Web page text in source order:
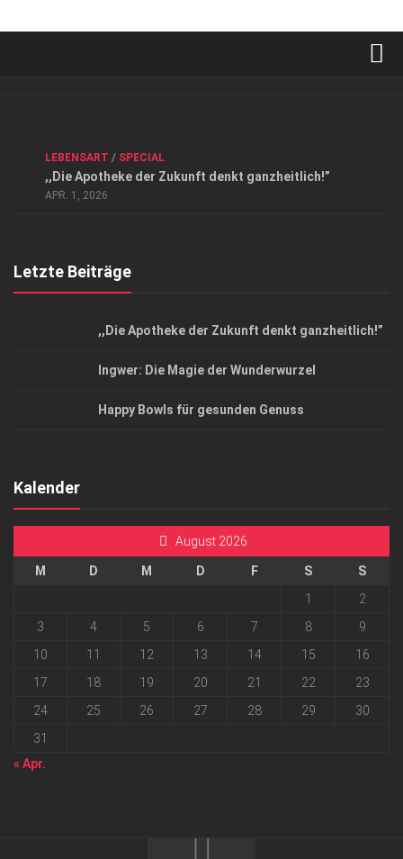
Datenschutzerklärung
Top Magazin Dresden / Ostsachsen
LEBENSART / SPECIAL
,,Die Apotheke der Zukunft denkt ganzheitlich!”
APR. 1, 2026
Letzte Beiträge
,,Die Apotheke der Zukunft denkt ganzheitlich!”
Ingwer: Die Magie der Wunderwurzel
Happy Bowls für gesunden Genuss
Kalender
August 2026
M D M D F S
S
1
2
3
4 5 6 7 8
9
10
11 12 13 14 15
16
17
18 19 20 21 22
23
24
25 26 27 28 29
30
31
« Apr.